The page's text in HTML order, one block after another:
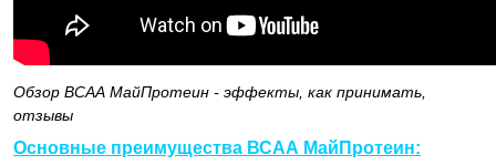
Обзор ВСАА МайПротеин - эффекты, как принимать,
отзывы
Основные преимущества ВСАА МайПротеин: